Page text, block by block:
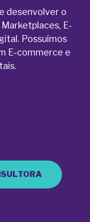
desenvolver o
E-
Possuímos
E-commerce e